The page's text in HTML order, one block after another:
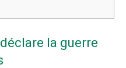
la guerre